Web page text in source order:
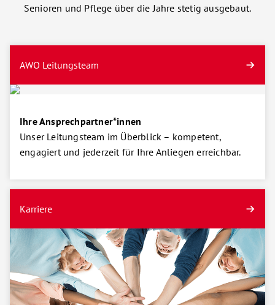
Senioren und Pflege über die Jahre stetig ausgebaut.
AWO Leitungsteam
Ihre Ansprechpartner*innen
Unser Leitungsteam im Überblick – kompetent,
engagiert und jederzeit für Ihre Anliegen erreichbar.
Karriere